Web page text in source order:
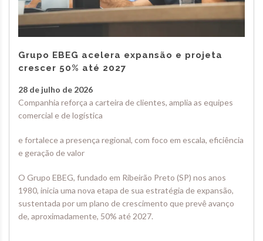
Grupo EBEG acelera expansão e projeta
crescer 50% até 2027
28 de julho de 2026
Companhia reforça a carteira de clientes, amplia as equipes
comercial e de logística
e fortalece a presença regional, com foco em escala, eficiência
e geração de valor
O Grupo EBEG, fundado em Ribeirão Preto (SP) nos anos
1980, inicia uma nova etapa de sua estratégia de expansão,
sustentada por um plano de crescimento que prevê avanço
de, aproximadamente, 50% até 2027.